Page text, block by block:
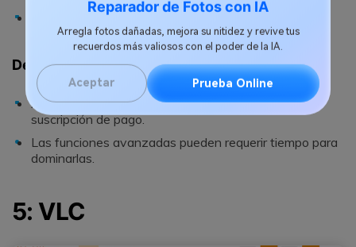
Reparador de Fotos con IA
Arregla fotos dañadas, mejora su nitidez y revive tus
recuerdos más valiosos con el poder de la IA.
Aceptar Prueba Online
Es compatible con varios formatos y dispositivos.
Desventajas
Algunas funciones avanzadas pueden requerir una
suscripción de pago.
Las funciones avanzadas pueden requerir tiempo para
dominarlas.
5: VLC